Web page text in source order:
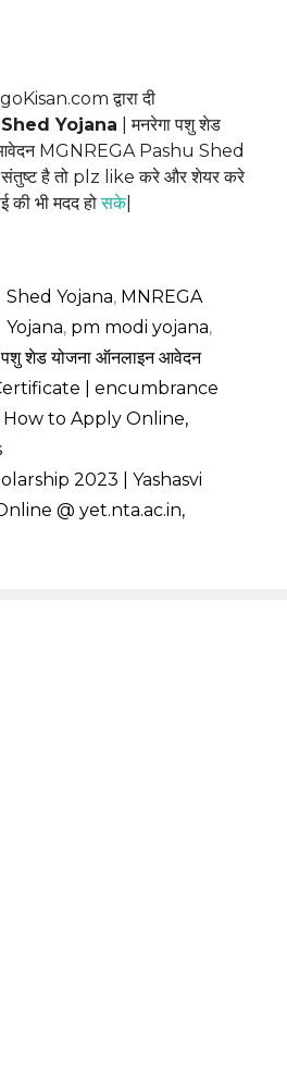
द्वारा दी
Yojana | मनरेगा पशु शेड
MGNREGA Pashu Shed
संतुष्ट है तो plz like करे और शेयर करे
की भी मदद होसके|
Shed Yojana, MNREGA
Yojana, pm modi yojana,
पशु शेड योजना ऑनलाइन आवेदन
| encumbrance
to Apply Online,
2023 | Yashasvi
@ yet.nta.ac.in,